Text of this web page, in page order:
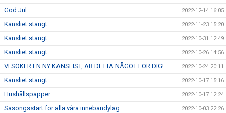
God Jul 2022-12-14 16:05
Kansliet stängt 2022-11-23 15:20
Kansliet stängt 2022-10-31 12:49
Kansliet stängt 2022-10-26 14:56
VI SÖKER EN NY KANSLIST, ÄR DETTA NÅGOT FÖR DIG! 2022-10-24 20:11
Kansliet stängt 2022-10-17 15:16
Hushållspapper 2022-10-17 12:24
Säsongsstart för alla våra innebandylag. 2022-10-03 22:26